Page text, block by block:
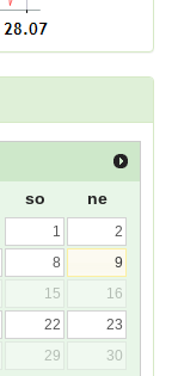
so ne
1
2
8
9
15
16
22
23
29
30